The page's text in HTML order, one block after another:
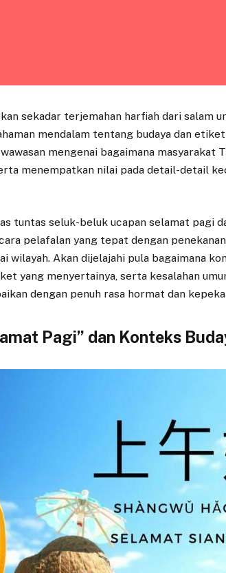
sekadar terjemahan harfiah dari salam
mendalam tentang budaya dan
mengenai bagaimana masyarakat
menempatkan nilai pada detail-detail
tuntas seluk-beluk ucapan selamat pagi
pelafalan yang tepat dengan
wilayah. Akan dijelajahi pula bagaimana
yang menyertainya, serta kesalahan
dengan penuh rasa hormat dan
Pagi” dan Konteks